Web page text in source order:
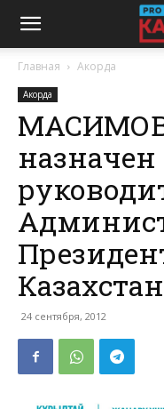
Главная Акорда
Акорда
назначен
Казахстан
24 сентября, 2012